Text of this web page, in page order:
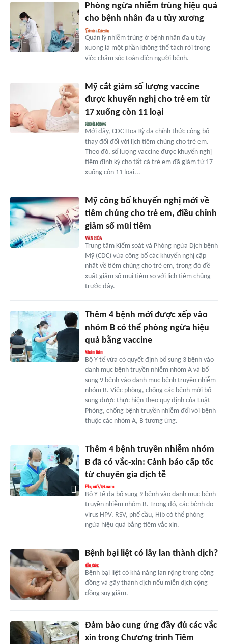
Phòng ngừa nhiễm trùng hiệu quả
cho bệnh nhân đa u tủy xương
Quản lý nhiễm trùng ở bệnh nhân đa u tủy
xương là một phần không thể tách rời trong
việc chăm sóc toàn diện người bệnh.
Mỹ cắt giảm số lượng vaccine
được khuyến nghị cho trẻ em từ
17 xuống còn 11 loại
Mới đây, CDC Hoa Kỳ đã chính thức công bố
thay đổi đối với lịch tiêm chủng cho trẻ em.
Theo đó, số lượng vaccine được khuyến nghị
tiêm định kỳ cho tất cả trẻ em đã giảm từ 17
xuống còn 11 loại...
Mỹ công bố khuyến nghị mới về
tiêm chủng cho trẻ em, điều chỉnh
giảm số mũi tiêm
Trung tâm Kiểm soát và Phòng ngừa Dịch bệnh
Mỹ (CDC) vừa công bố các khuyến nghị cập
nhật về tiêm chủng cho trẻ em, trong đó đề
xuất giảm số mũi tiêm so với lịch tiêm chủng
trước đây.
Thêm 4 bệnh mới được xếp vào
nhóm B có thể phòng ngừa hiệu
quả bằng vaccine
Bộ Y tế vừa có quyết định bổ sung 3 bệnh vào
danh mục bệnh truyền nhiễm nhóm A và bổ
sung 9 bệnh vào danh mục bệnh truyền nhiễm
nhóm B. Việc phòng, chống các bệnh mới bổ
sung được thực hiện theo quy định của Luật
Phòng, chống bệnh truyền nhiễm đối với bệnh
thuộc các nhóm A, B tương ứng.
Thêm 4 bệnh truyền nhiễm nhóm
B đã có vắc-xin: Cảnh báo cấp tốc
từ chuyên gia dịch tễ
Bộ Y tế đã bổ sung 9 bệnh vào danh mục bệnh
truyền nhiễm nhóm B. Trong đó, các bệnh do
virus HPV, RSV, phế cầu, Hib có thể phòng
ngừa hiệu quả bằng tiêm vắc xin.
Bệnh bại liệt có lây lan thành dịch?
Bệnh bại liệt có khả năng lan rộng trong cộng
đồng và gây thành dịch nếu miễn dịch cộng
đồng suy giảm.
Đảm bảo cung ứng đầy đủ các vắc
xin trong Chương trình Tiêm